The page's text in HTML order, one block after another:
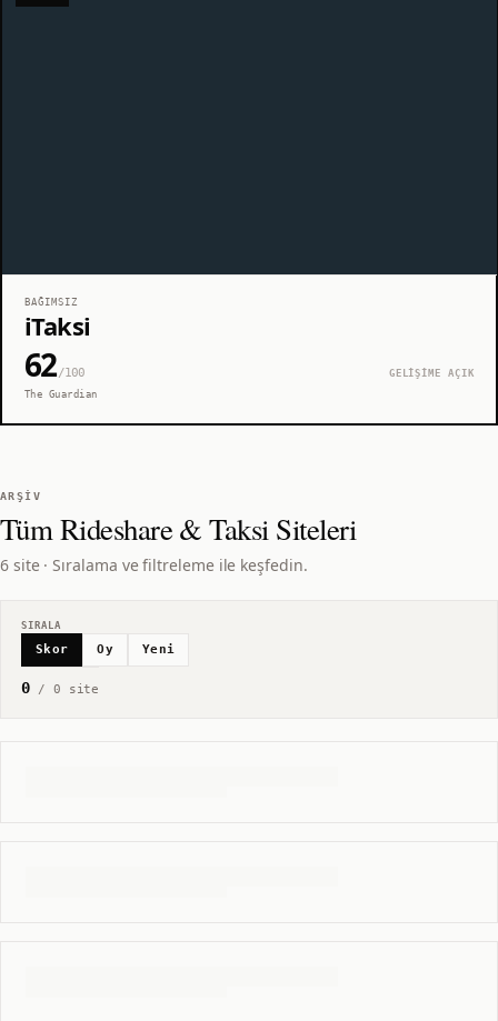
BAĞIMSIZ
iTaksi
62/100
GELİŞİME AÇIK
The Guardian
ARŞIV
TümRideshare & TaksiSiteleri
6 site · Sıralama ve filtreleme ile keşfedin.
SIRALA
Skor Oy Yeni
0/ 0 site